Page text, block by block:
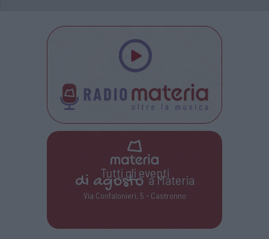
Tutti gli eventi
di agostoa Materia
Via Confalonieri, 5 - Castronno